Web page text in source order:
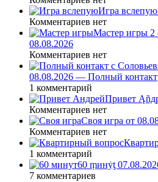
Игра
Комментариев нет
Мастер игры 2
08.08.2026
Комментариев нет
08.08.2026 — Полный контакт
1 комментарий
Привет
Комментариев нет
Своя игра от
Комментариев нет
1 комментарий
60 ṃинẏƫ
7 комментариев